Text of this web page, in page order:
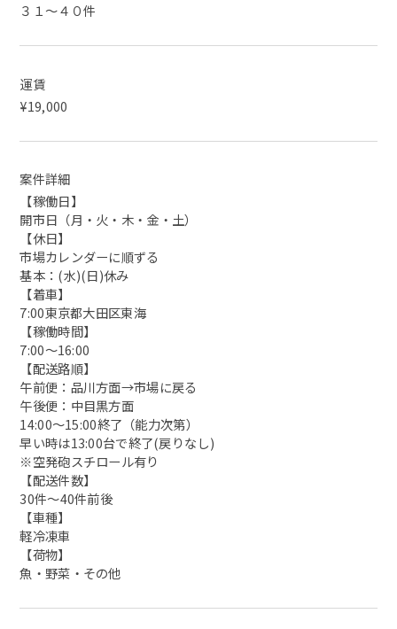
３１～４０件
運賃
¥19,000
案件詳細
【稼働日】
開市日（月・火・木・金・土）
【休日】
市場カレンダーに順ずる
基本：(水)(日)休み
【着車】
7:00東京都大田区東海
【稼働時間】
7:00～16:00
【配送路順】
午前便：品川方面→市場に戻る
午後便：中目黒方面
14:00～15:00終了（能力次第）
早い時は13:00台で終了(戻りなし)
※空発砲スチロール有り
【配送件数】
30件～40件前後
【車種】
軽冷凍車
【荷物】
魚・野菜・その他